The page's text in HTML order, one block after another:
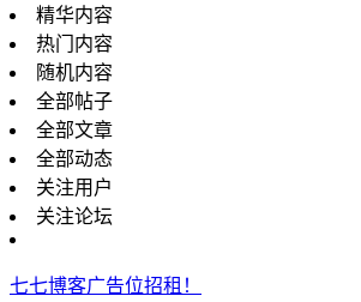
精华内容
热门内容
随机内容
全部帖子
全部文章
全部动态
关注用户
关注论坛
七七博客广告位招租！